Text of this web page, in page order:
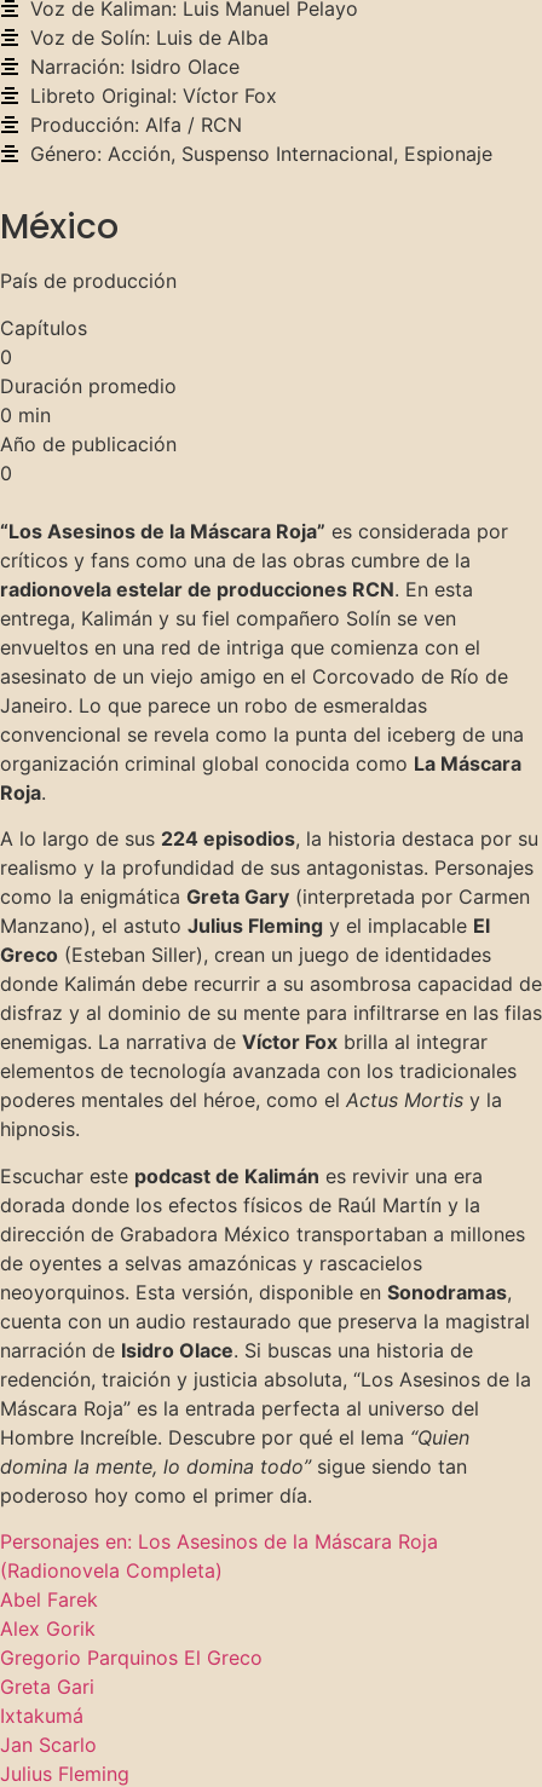
Voz de Kaliman: Luis Manuel Pelayo
Voz de Solín: Luis de Alba
Narración: Isidro Olace
Libreto Original: Víctor Fox
Producción: Alfa / RCN
Género: Acción, Suspenso Internacional, Espionaje
México
País de producción
Capítulos
0
Duración promedio
0 min
Año de publicación
0
“Los Asesinos de la Máscara Roja” es considerada por
críticos y fans como una de las obras cumbre de la
radionovela estelar de producciones RCN. En esta
entrega, Kalimán y su fiel compañero Solín se ven
envueltos en una red de intriga que comienza con el
asesinato de un viejo amigo en el Corcovado de Río de
Janeiro. Lo que parece un robo de esmeraldas
convencional se revela como la punta del iceberg de una
organización criminal global conocida como La Máscara
Roja.
A lo largo de sus 224 episodios, la historia destaca por su
realismo y la profundidad de sus antagonistas. Personajes
como la enigmática Greta Gary (interpretada por Carmen
Manzano), el astuto Julius Fleming y el implacable El
Greco (Esteban Siller), crean un juego de identidades
donde Kalimán debe recurrir a su asombrosa capacidad de
disfraz y al dominio de su mente para infiltrarse en las filas
enemigas. La narrativa de Víctor Fox brilla al integrar
elementos de tecnología avanzada con los tradicionales
poderes mentales del héroe, como el Actus Mortis y la
hipnosis.
Escuchar este podcast de Kalimán es revivir una era
dorada donde los efectos físicos de Raúl Martín y la
dirección de Grabadora México transportaban a millones
de oyentes a selvas amazónicas y rascacielos
neoyorquinos. Esta versión, disponible en Sonodramas,
cuenta con un audio restaurado que preserva la magistral
narración de Isidro Olace. Si buscas una historia de
redención, traición y justicia absoluta, “Los Asesinos de la
Máscara Roja” es la entrada perfecta al universo del
Hombre Increíble. Descubre por qué el lema “Quien
domina la mente, lo domina todo”sigue siendo tan
poderoso hoy como el primer día.
Personajes en: Los Asesinos de la Máscara Roja
(Radionovela Completa)
Abel Farek
Alex Gorik
Gregorio Parquinos El Greco
Greta Gari
Ixtakumá
Jan Scarlo
Julius Fleming